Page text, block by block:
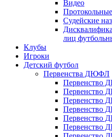
Видео
Судейские
лиц
Клубы
Игроки
Детский футбол
Первенства ДЮФЛ
Первенство
Первенство
Первенство
Первенство
Первенство
Первенство